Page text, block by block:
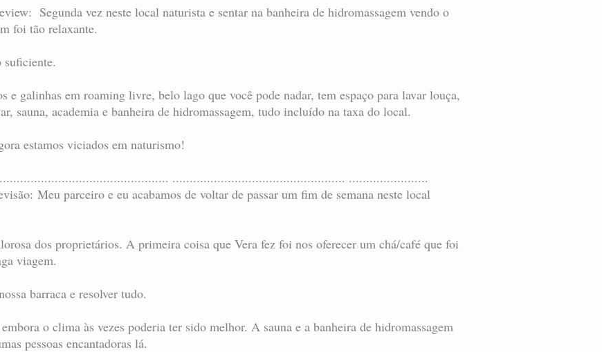
Segunda vez neste local naturista e sentar na banheira de hidromassagem vendo o
foi tão relaxante.
suficiente.
e galinhas em roaming livre, belo lago que você pode nadar, tem espaço para lavar louça,
sauna, academia e banheira de hidromassagem, tudo incluído na taxa do local.
estamos viciados em naturismo!
.................................................. .......................
Meu parceiro e eu acabamos de voltar de passar um fim de semana neste local
dos proprietários. A primeira coisa que Vera fez foi nos oferecer um chá/café que foi
viagem.
barraca e resolver tudo.
o clima às vezes poderia ter sido melhor. A sauna e a banheira de hidromassagem
pessoas encantadoras lá.